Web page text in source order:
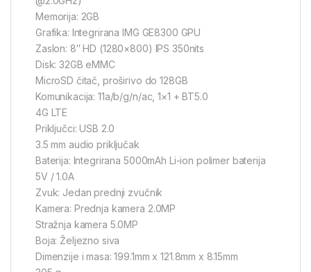
Memorija: 2GB
Grafika: Integrirana IMG GE8300 GPU
Zaslon: 8″ HD (1280×800) IPS 350nits
Disk: 32GB eMMC
MicroSD čitač, proširivo do 128GB
Komunikacija: 11a/b/g/n/ac, 1×1 + BT5.0
4G LTE
Priključci: USB 2.0
3.5 mm audio priključak
Baterija: Integrirana 5000mAh Li-ion polimer baterija
5V / 1.0A
Zvuk: Jedan prednji zvučnik
Kamera: Prednja kamera 2.0MP
Stražnja kamera 5.0MP
Boja: Željezno siva
Dimenzije i masa: 199.1mm x 121.8mm x 8.15mm